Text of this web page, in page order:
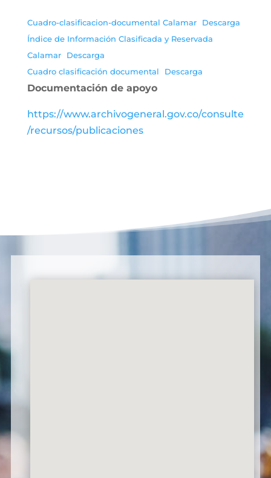
Cuadro-clasificacion-documental Calamar
Descarga
Índice de Información Clasificada y Reservada
Calamar
Descarga
Cuadro clasificación documental
Descarga
Documentación de apoyo
https://www.archivogeneral.gov.co/consulte
/recursos/publicaciones